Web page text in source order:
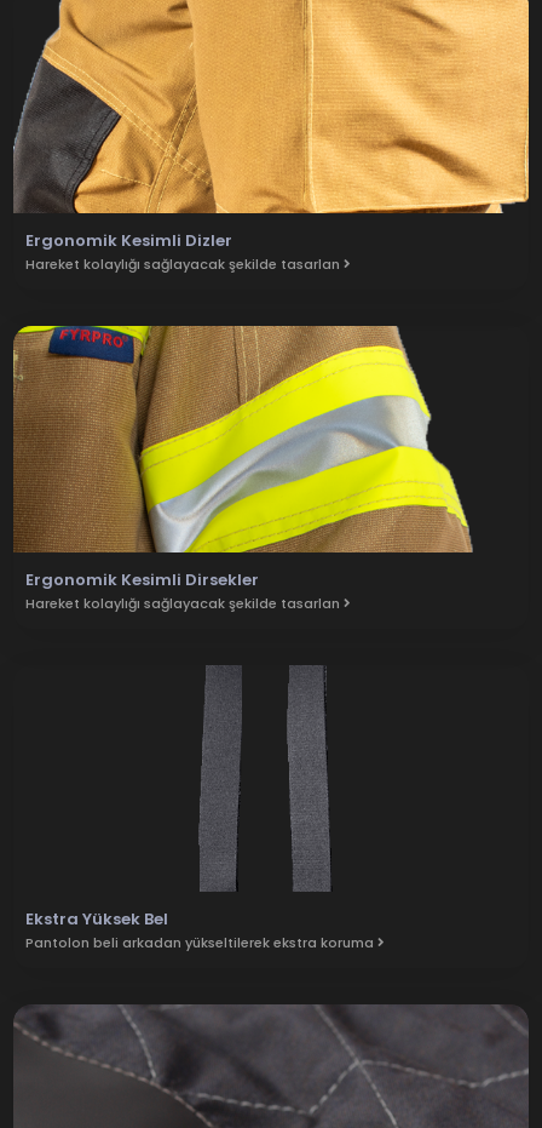
Ergonomik Kesimli Dizler
Hareket kolaylığı sağlayacak şekilde tasarlan
Ergonomik Kesimli Dirsekler
Hareket kolaylığı sağlayacak şekilde tasarlan
Ekstra Yüksek Bel
Pantolon beli arkadan yükseltilerek ekstra koruma